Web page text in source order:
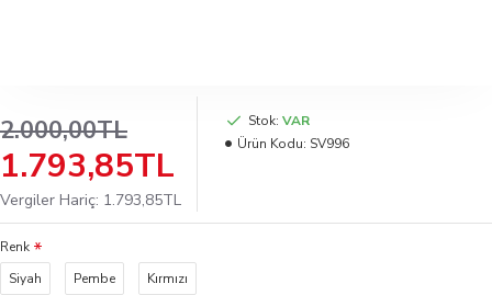
1.793,85TL
2.000,00TL
Vergiler Hariç: 1.793,85TL
Stok: VAR
Ürün Kodu: SV996
Renk
Siyah
Pembe Kırmızı